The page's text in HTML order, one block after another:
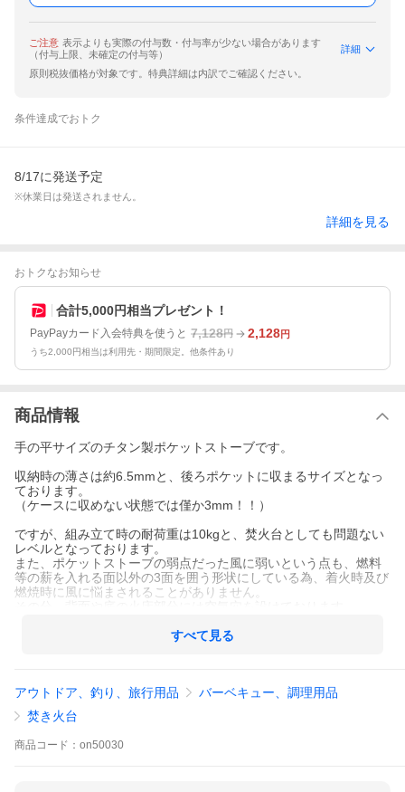
ご注意 表示よりも実際の付与数・付与率が少ない場合があります
（付与上限、未確定の付与等）
詳細
原則税抜価格が対象です。特典詳細は内訳でご確認ください。
条件達成でおトク
8/17に発送予定
※休業日は発送されません。
詳細を見る
おトクなお知らせ
合計5,000円相当プレゼント！
PayPayカード入会特典を使うと 7,128円 2,128円
うち2,000円相当は利用先・期間限定。他条件あり
商品情報
手の平サイズのチタン製ポケットストーブです。
収納時の薄さは約6.5mmと、後ろポケットに収まるサイズとなっ
ております。
（ケースに収めない状態では僅か3mm！！）
ですが、組み立て時の耐荷重は10kgと、焚火台としても問題ない
レベルとなっております。
また、ポケットストーブの弱点だった風に弱いという点も、燃料
等の薪を入れる面以外の3面を囲う形状にしている為、着火時及び
燃焼時に風に悩まされることがありません。
使用時、ケースの下部分は灰受けになる為、別で灰受けを用意す
・背面板×1、正面板×1、側面板×2、五徳板×2、火床×1、ケース
（上下）×1、取扱説明書
■仕様
・素材：チタン/板厚0.3mm
・収納寸法：W112×D86×H3mm
すべて見る
アウトドア、釣り、旅行用品
バーベキュー、調理用品
焚き火台
商品 コード： on50030